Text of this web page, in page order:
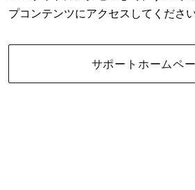
プコンテンツにアクセスしてください
サポートホームペ